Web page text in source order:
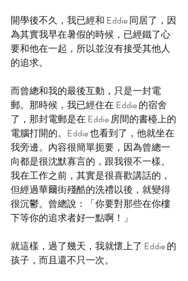
開學後不久，我已經和 Eddie 同居了，因
為其實我早在暑假的時候，已經鐵了心
要和他在一起，所以並沒有接受其他人
的追求。
而曾總和我的最後互動，只是一封電
郵。那時候，我已經住在 Eddie 的宿舍
了，那封電郵是在 Eddie 房間的書檯上的
電腦打開的。Eddie 也看到了，他就坐在
我旁邊。內容很簡單扼要，因為曾總一
向都是很沈默寡言的，跟我很不一樣。
我在工作之前，其實是很喜歡講話的，
但經過華爾街殘酷的洗禮以後，就變得
很沉鬱。曾總說：「你要對那些在你樓
下等你的追求者好一點啊！」
就這樣，過了幾天，我就懷上了 Eddie 的
孩子，而且還不只一次。